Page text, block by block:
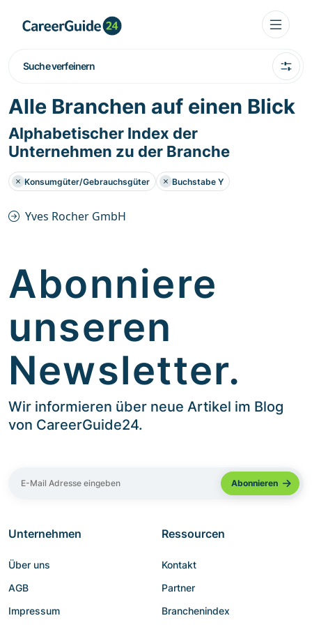
Suche verfeinern
Alle Branchen auf einen Blick
Alphabetischer Index der
Unternehmen zu der Branche
Konsumgüter/Gebrauchsgüter Buchstabe Y
Yves Rocher GmbH
Abonniere
unseren
Newsletter.
Wir informieren über neue Artikel im Blog
von CareerGuide24.
Unternehmen
Über uns
AGB
Impressum
Ressourcen
Kontakt
Partner
Branchenindex